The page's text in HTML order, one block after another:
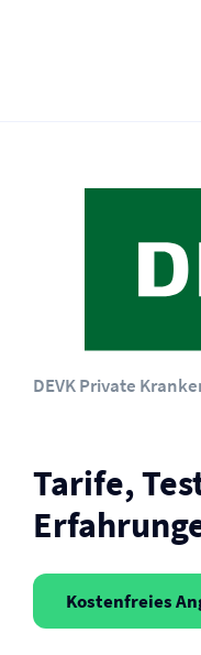
DEVK Private
Tarife,
Kostenfreies